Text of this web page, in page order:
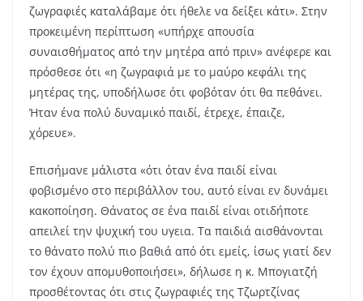
ζωγραφιές καταλάβαμε ότι ήθελε να δείξει κάτι». Στην
προκειμένη περίπτωση «υπήρχε απουσία
συναισθήματος από την μητέρα από πριν» ανέφερε και
πρόσθεσε ότι «η ζωγραφιά με το μαύρο κεφάλι της
μητέρας της, υποδήλωσε ότι φοβόταν ότι θα πεθάνει.
Ήταν ένα πολύ δυναμικό παιδί, έτρεχε, έπαιζε,
χόρευε».
Επισήμανε μάλιστα «ότι όταν ένα παιδί είναι
φοβισμένο στο περιβάλλον του, αυτό είναι εν δυνάμει
κακοποίηση. Θάνατος σε ένα παιδί είναι οτιδήποτε
απειλεί την ψυχική του υγεια. Τα παιδιά αισθάνονται
το θάνατο πολύ πιο βαθιά από ότι εμείς, ίσως γιατί δεν
τον έχουν απομυθοποιήσει», δήλωσε η κ. Μπογιατζή
προσθέτοντας ότι στις ζωγραφιές της Τζωρτζίνας